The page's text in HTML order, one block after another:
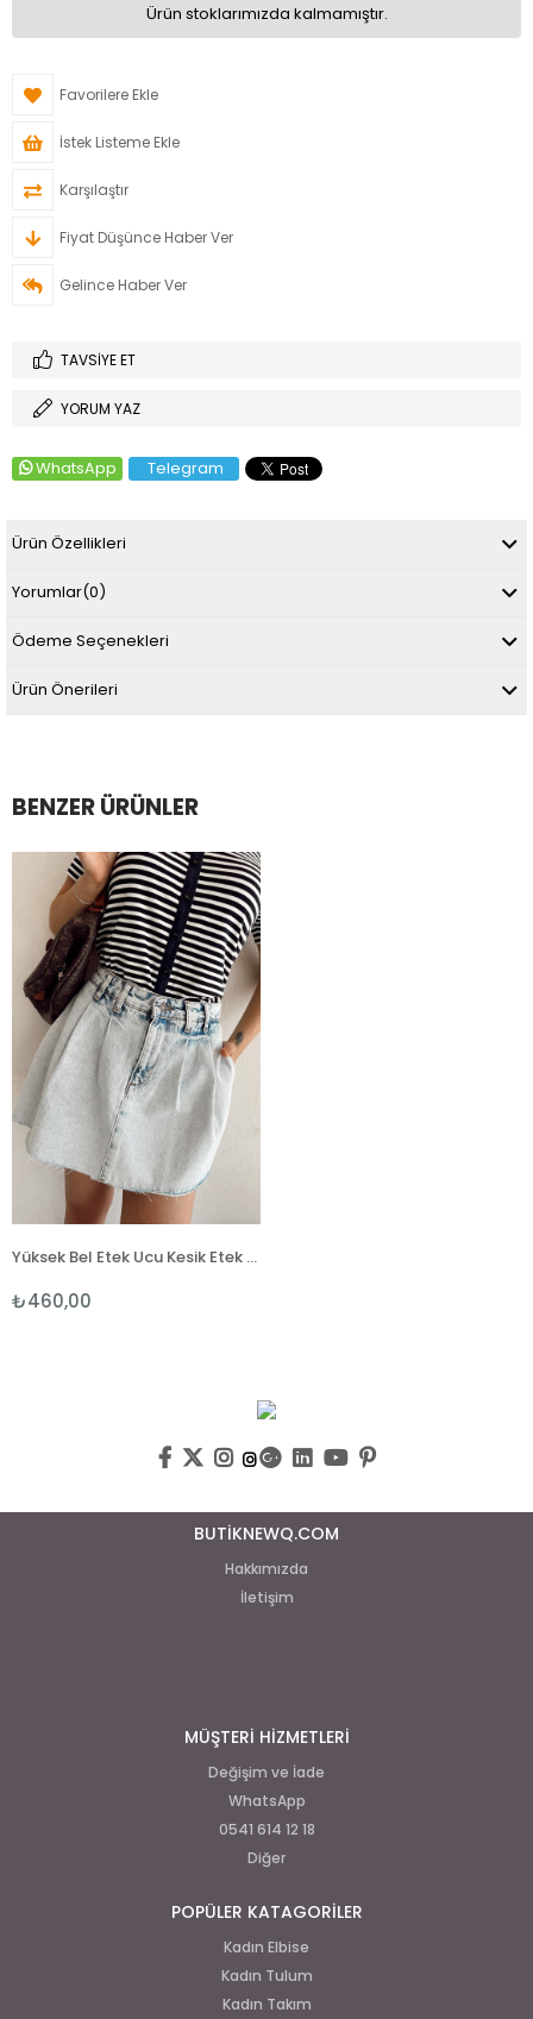
Ürün stoklarımızda kalmamıştır.
Favorilere Ekle
İstek Listeme Ekle
Karşılaştır
Fiyat Düşünce Haber Ver
Gelince Haber Ver
TAVSIYE ET
YORUM YAZ
WhatsApp Telegram
Ürün Özellikleri
Yorumlar(0)
Ödeme Seçenekleri
Ürün Önerileri
BENZER ÜRÜNLER
Yüksek Bel Etek Ucu Kesik Etek Görünümlü Denim Şort Etek-Buz Mavi
₺460,00
BUTİKNEWQ.COM
Hakkımızda
İletişim
MÜŞTERİ HİZMETLERİ
Değişim ve İade
WhatsApp
0541 614 12 18
Diğer
POPÜLER KATAGORİLER
Kadın Elbise
Kadın Tulum
Kadın Takım